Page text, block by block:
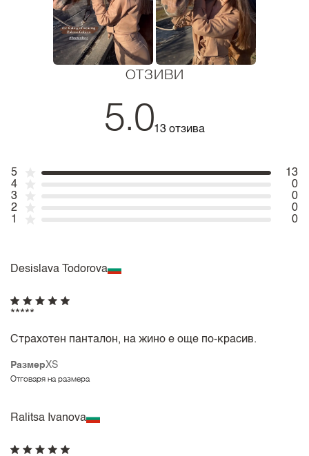
ОТЗИВИ
5.013 отзива
5
13
4
0
3
0
2
0
1
0
Desislava Todorova
РазмерXS
Отговаря на размера
*****
Страхотен панталон, на жино е още по-красив.
Ralitsa Ivanova